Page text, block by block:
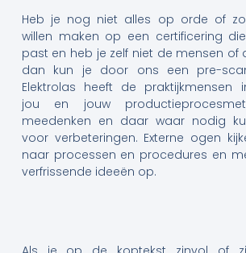
Heb je nog niet alles op orde of
willen maken op een certificering
past en heb je zelf niet de mensen of
dan kun je door ons een pre-
Elektrolas heeft de
jou en jouw
meedenken en daar waar nodig
voor verbeteringen. Externe ogen
naar processen en procedures en
verfrissende ideeën op.